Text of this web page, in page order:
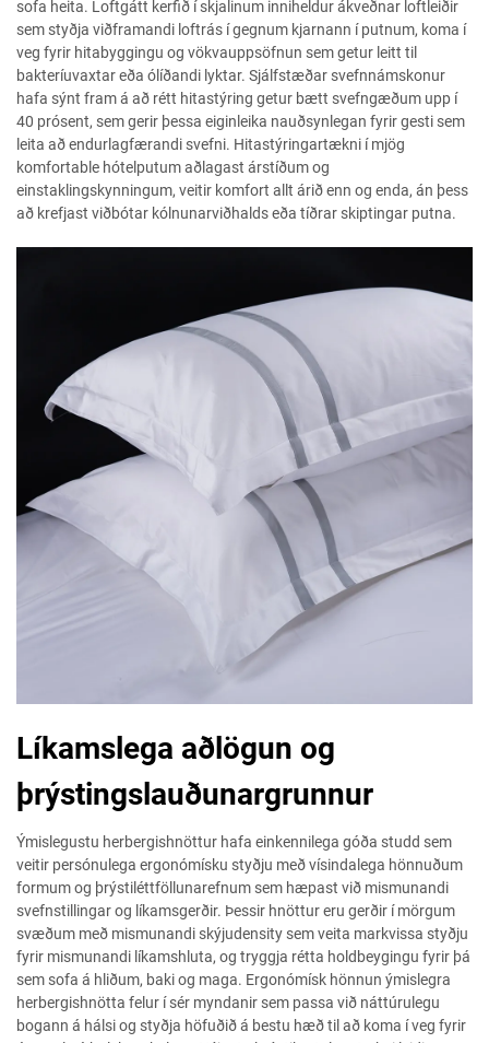
sofa heita. Loftgátt kerfið í skjalinum inniheldur ákveðnar loftleiðir
sem styðja viðframandi loftrás í gegnum kjarnann í putnum, koma í
veg fyrir hitabyggingu og vökvauppsöfnun sem getur leitt til
bakteríuvaxtar eða ólíðandi lyktar. Sjálfstæðar svefnnámskonur
hafa sýnt fram á að rétt hitastýring getur bætt svefngæðum upp í
40 prósent, sem gerir þessa eiginleika nauðsynlegan fyrir gesti sem
leita að endurlagfærandi svefni. Hitastýringartækni í mjög
komfortable hótelputum aðlagast árstíðum og
einstaklingskynningum, veitir komfort allt árið enn og enda, án þess
að krefjast viðbótar kólnunarviðhalds eða tíðrar skiptingar putna.
Líkamslega aðlögun og
þrýstingslauðunargrunnur
Ýmislegustu herbergishnöttur hafa einkennilega góða studd sem
veitir persónulega ergonómísku styðju með vísindalega hönnuðum
formum og þrýstiléttföllunarefnum sem hæpast við mismunandi
svefnstillingar og líkamsgerðir. Þessir hnöttur eru gerðir í mörgum
svæðum með mismunandi skýjudensity sem veita markvissa styðju
fyrir mismunandi líkamshluta, og tryggja rétta holdbeygingu fyrir þá
sem sofa á hliðum, baki og maga. Ergonómísk hönnun ýmislegra
herbergishnötta felur í sér myndanir sem passa við náttúrulegu
bogann á hálsi og styðja höfuðið á bestu hæð til að koma í veg fyrir